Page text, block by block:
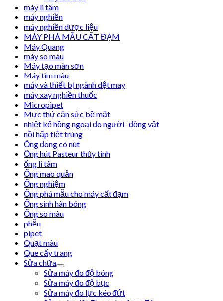
máy li tâm
máy nghiền
máy nghiền dược liệu
MÁY PHÁ MẪU CẤT ĐẠM
Máy Quang
máy so màu
Máy tạo màn sơn
Máy tìm màu
máy và thiết bị ngành dệt may
máy xay nghiền thuốc
Micropipet
Mực thử căn sức bề mặt
nhiệt kế hồng ngoại đo người- động vật
nồi hấp tiệt trùng
Ống đong có nút
Ống hút Pasteur thủy tinh
ống li tâm
Ống mao quản
Ống nghiệm
Ống phá mẫu cho máy cất đạm
Ống sinh hàn bóng
Ống so màu
phễu
pipet
Quạt màu
Que cấy trang
Sửa chữa
Sửa máy đo độ bóng
Sửa máy đo độ bục
Sửa máy đo lực kéo đứt